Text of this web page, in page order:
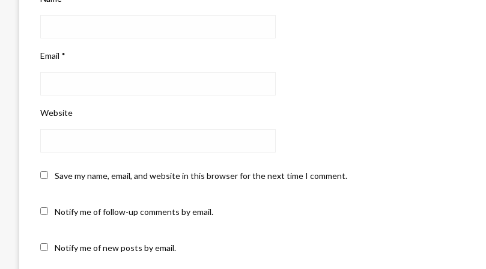
Email *
Website
Save my name, email, and website in this browser for the next time I comment.
Notify me of follow-up comments by email.
Notify me of new posts by email.